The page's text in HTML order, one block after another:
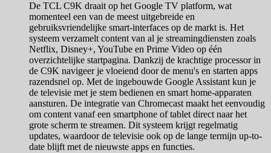
De TCL C9K draait op het Google TV platform, wat
momenteel een van de meest uitgebreide en
gebruiksvriendelijke smart-interfaces op de markt is. Het
systeem verzamelt content van al je streamingdiensten zoals
Netflix, Disney+, YouTube en Prime Video op één
overzichtelijke startpagina. Dankzij de krachtige processor in
de C9K navigeer je vloeiend door de menu's en starten apps
razendsnel op. Met de ingebouwde Google Assistant kun je
de televisie met je stem bedienen en smart home-apparaten
aansturen. De integratie van Chromecast maakt het eenvoudig
om content vanaf een smartphone of tablet direct naar het
grote scherm te streamen. Dit systeem krijgt regelmatig
updates, waardoor de televisie ook op de lange termijn up-to-
date blijft met de nieuwste apps en functies.